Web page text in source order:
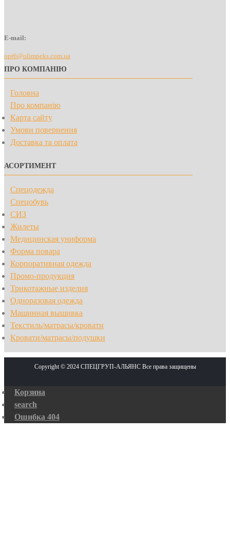
E-mail:
opt6@olimpeks.com.ua
ПРО КОМПАНІЮ
Головна
Про компанію
Карта сайту
Умови повернення
Доставка та оплата
АСОРТИМЕНТ
Спецодежда
Спецобувь
СИЗ
Жилеты
Медицинская униформа
Форма повара
Корпоративная одежда
Промо-продукция
Трикотажные изделия
Одноразовая одежда
Машинная вышивка
Текстиль/матрасы/кровати
Кровати/матрасы/подушки
Copyright © 2024 СПЕЦГРУП-АЛЬЯНС Все права защищены
Корзина
search
Ошибка 404